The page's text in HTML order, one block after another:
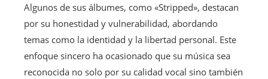
Algunos de sus álbumes, como «Stripped», destacan
por su honestidad y vulnerabilidad, abordando
temas como la identidad y la libertad personal. Este
enfoque sincero ha ocasionado que su música sea
reconocida no solo por su calidad vocal sino también